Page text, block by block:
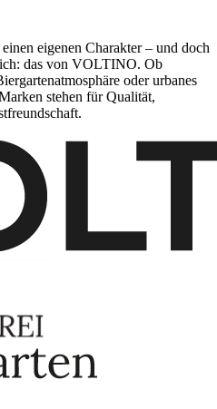
eigenen Charakter – und doch
das von VOLTINO. Ob
oder urbanes
stehen für Qualität,